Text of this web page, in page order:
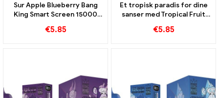
Sur Apple Blueberry Bang
King Smart Screen 15000
oplevelse fuld af friske
€5.85
Et tropisk paradis for dine
sanser med Tropical Fruit
15000 Puff
€5.85